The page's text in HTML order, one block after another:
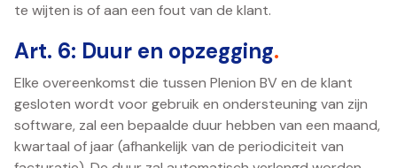
te wijten is of aan een fout van de klant.
Art. 6: Duur en opzegging.
Elke overeenkomst die tussen Plenion BV en de klant
gesloten wordt voor gebruik en ondersteuning van zijn
software, zal een bepaalde duur hebben van een maand,
kwartaal of jaar (afhankelijk van de periodiciteit van